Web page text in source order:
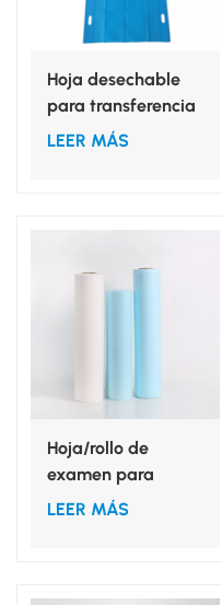
Hoja desechable
para transferencia
de pacientes
LEER MÁS
Hoja/rollo de
examen para
hospitales y
LEER MÁS